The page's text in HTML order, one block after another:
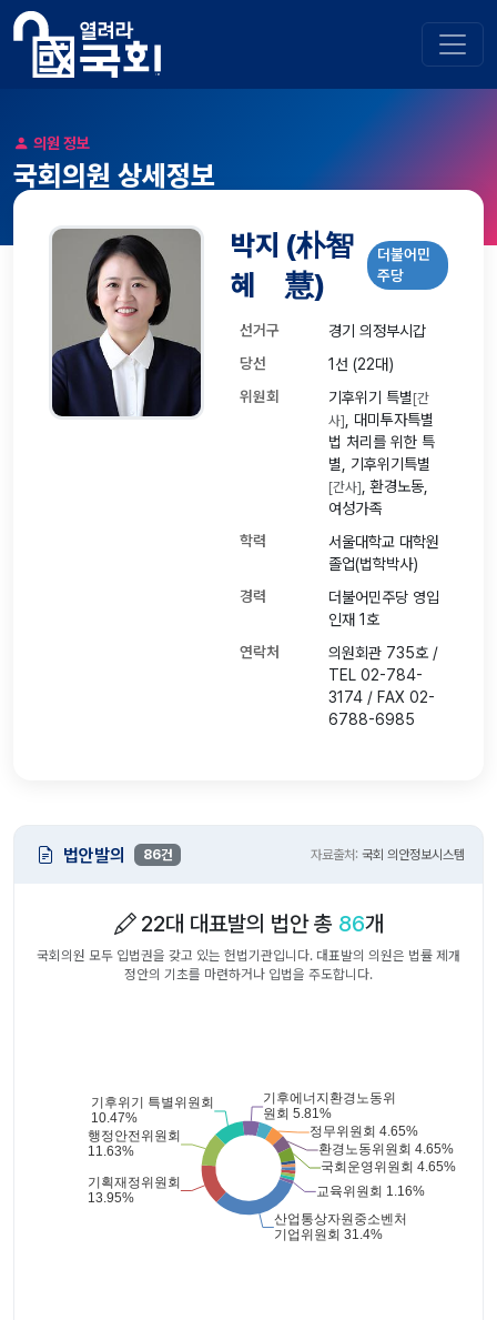
의원 정보
국회의원 상세정보
박지
혜
(朴智
慧)
더불어민
주당
선거구
경기 의정부시갑
당선
1선 (22대)
위원회
기후위기 특별 [간
사] , 대미투자특별
법 처리를 위한 특
별, 기후위기특별
[간사] , 환경노동,
여성가족
학력
서울대학교 대학원
졸업(법학박사)
경력
더불어민주당 영입
인재 1호
연락처
의원회관 735호 /
TEL 02-784-
3174 / FAX 02-
6788-6985
법안발의 86건 자료출처: 국회 의안정보시스템
22대 대표발의 법안 총 86개
국회의원 모두 입법권을 갖고 있는 헌법기관입니다. 대표발의 의원은 법률 제개
정안의 기초를 마련하거나 입법을 주도합니다.